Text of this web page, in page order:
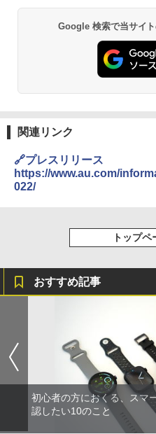
Google 検索で当サイ
関連リンク
🔗プレスリリース
https://www.au.com/
022/
トップペ
おすすめ記事
初心者の方におくる、スマ
認したい10のこと